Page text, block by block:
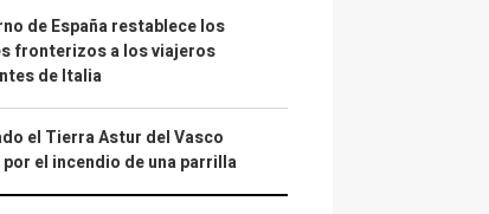
de España restablece los
fronterizos a los viajeros
de Italia
el Tierra Astur del Vasco
por el incendio de una parrilla